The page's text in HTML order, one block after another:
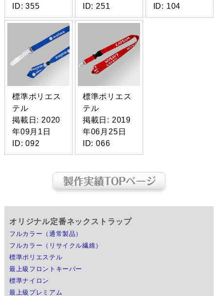
ID: 355
ID: 251
ID: 104
標準ポリエス
テル
掲載日: 2020
年09月1日
ID: 092
標準ポリエス
テル
掲載日: 2019
年06月25日
ID: 066
オリジナル定番ネックストラップ
フルカラー（通常製品）
フルカラー（リサイクル繊維）
標準ポリエステル
最上級フロントキーパー
標準ナイロン
最上級プレミアム